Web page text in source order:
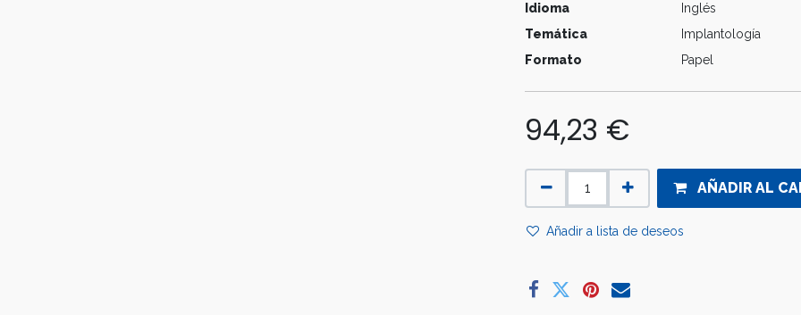
Idioma
Inglés
Temática
Implantología
Formato
Papel
94,23 €
AÑADIR AL
Añadir a lista de deseos